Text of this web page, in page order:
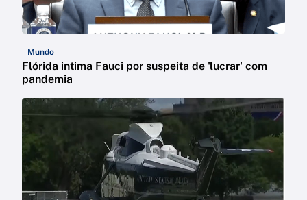
Mundo
Flórida intima Fauci por suspeita de 'lucrar' com
pandemia